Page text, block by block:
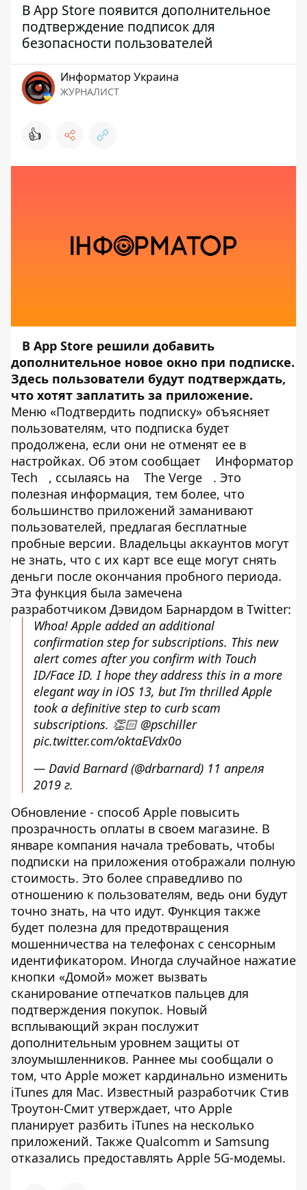
В App Store появится дополнительное
подтверждение подписок для
безопасности пользователей
Информатор Украина
ЖУРНАЛИСТ
👍
В App Store решили добавить
дополнительное новое окно при подписке.
Здесь пользователи будут подтверждать,
что хотят заплатить за приложение.
Меню «Подтвердить подписку» объясняет
пользователям, что подписка будет
продолжена, если они не отменят ее в
настройках. Об этом сообщает
Информатор
Tech
, ссылаясь на The Verge
. Это
полезная информация, тем более, что
большинство приложений заманивают
пользователей, предлагая бесплатные
пробные версии. Владельцы аккаунтов могут
не знать, что c их карт все еще могут снять
деньги после окончания пробного периода.
Эта функция была замечена
разработчиком Дэвидом Барнардом в Twitter:
Whoa! Apple added an additional
confirmation step for subscriptions. This new
alert comes after you confirm with Touch
ID/Face ID. I hope they address this in a more
elegant way in iOS 13, but I’m thrilled Apple
took a definitive step to curb scam
subscriptions. 👏🏻 @pschiller
pic.twitter.com/oktaEVdx0o
— David Barnard (@drbarnard) 11 апреля
2019 г.
Обновление - способ Apple повысить
прозрачность оплаты в своем магазине. В
январе компания начала требовать, чтобы
подписки на приложения отображали полную
стоимость. Это более справедливо по
отношению к пользователям, ведь они будут
точно знать, на что идут. Функция также
будет полезна для предотвращения
мошенничества на телефонах с сенсорным
идентификатором. Иногда случайное нажатие
кнопки «Домой» может вызвать
сканирование отпечатков пальцев для
подтверждения покупок. Новый
всплывающий экран послужит
дополнительным уровнем защиты от
злоумышленников. Раннее мы сообщали о
том, что Apple может кардинально изменить
iTunes для Mac. Известный разработчик Стив
Троутон-Смит утверждает, что Apple
планирует разбить iTunes на несколько
приложений. Также Qualcomm и Samsung
отказались предоставлять Apple 5G-модемы.